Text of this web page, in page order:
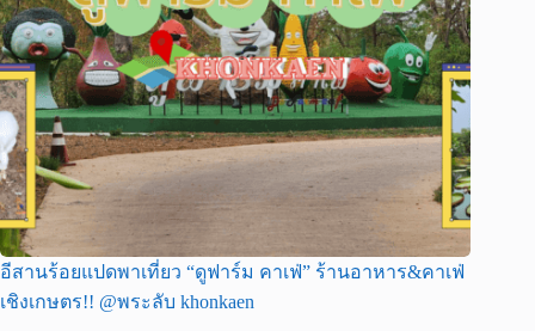
อีสานร้อยแปดพาเที่ยว “ดูฟาร์ม คาเฟ่” ร้านอาหาร&คาเฟ่
เชิงเกษตร!! @พระลับ khonkaen